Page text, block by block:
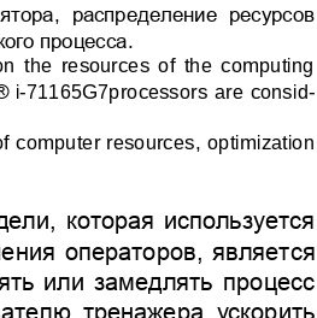
распределение  ресурсов
процесса
the  resources  of  the  computing
i-71165G7processors are consid-
computer resources , optimization
которая используется
операторов
является
или замедлять процесс
тренажера ускорить